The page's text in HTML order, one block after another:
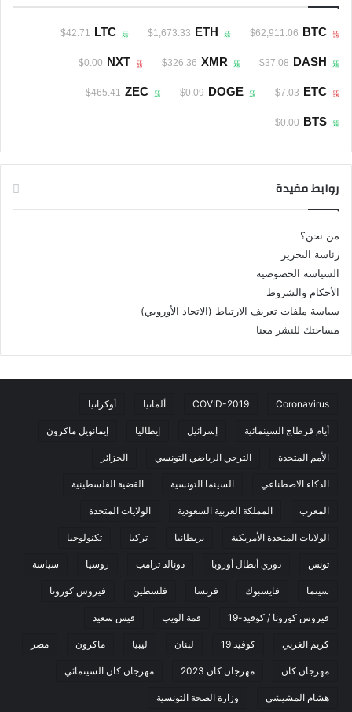
BTC
$62,911.06
ETH
$1,673.33
LTC
$42.71
DASH
$37.08
XMR
$326.36
NXT
$0.00
ETC
$7.03
DOGE
$0.09
ZEC
$465.41
BTS
$0.00
روابط مفيدة
من نحن؟
رئاسة التحرير
السياسة الخصوصية
الأحكام والشروط
سياسة ملفات تعريف الارتباط (الاتحاد الأوروبي)
مساحتك للنشر معنا
Coronavirus
COVID-2019 ألمانيا أوكرانيا
أيام قرطاج السينمائية إسرائيل إيطاليا إيمانويل ماكرون
الأمم المتحدة الترجي الرياضي التونسي الجزائر
الذكاء الاصطناعي السينما التونسية القضية الفلسطينية
المغرب المملكة العربية السعودية الولايات المتحدة
الولايات المتحدة الأمريكية بريطانيا تركيا تكنولوجيا
تونس دوري أبطال أوروبا دونالد ترامب روسيا سياسة
سينما فايسبوك فرنسا فلسطين فيروس كورونا
فيروس كورونا / كوفيد-19 قمة الويب قيس سعيد
كريم الغربي كوفيد 19 لبنان ليبيا ماكرون مصر
مهرجان كان مهرجان كان 2023 مهرجان كان السينمائي
هشام المشيشي وزارة الصحة التونسية